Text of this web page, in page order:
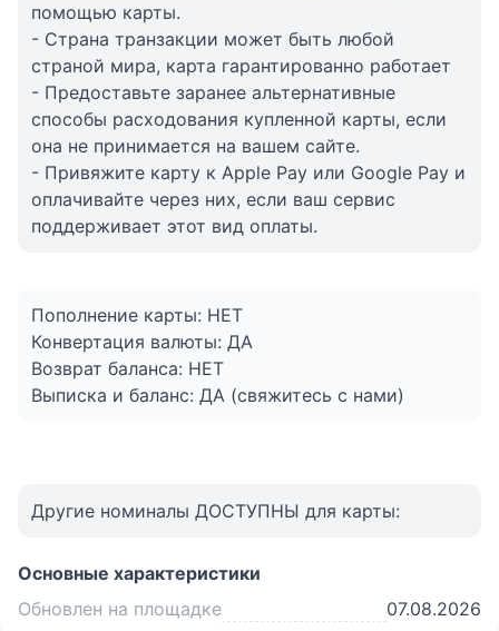
помощью карты.
- Страна транзакции может быть любой
страной мира, карта гарантированно работает
- Предоставьте заранее альтернативные
способы расходования купленной карты, если
она не принимается на вашем сайте.
- Привяжите карту к Apple Pay или Google Pay и
оплачивайте через них, если ваш сервис
поддерживает этот вид оплаты.
Пополнение карты: НЕТ
Конвертация валюты: ДА
Возврат баланса: НЕТ
Выписка и баланс: ДА (свяжитесь с нами)
Другие номиналы ДОСТУПНЫ для карты:
Основные характеристики
Обновлен на площадке
07.08.2026